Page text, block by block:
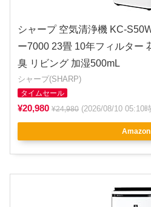
シャープ 空気清浄機 KC-
ー7000 23畳 10年フィルター
臭 リビング 加湿500mL
シャープ(SHARP)
タイムセール
¥20,980 ¥24,980 (2026/08/10 05:10
Amazon